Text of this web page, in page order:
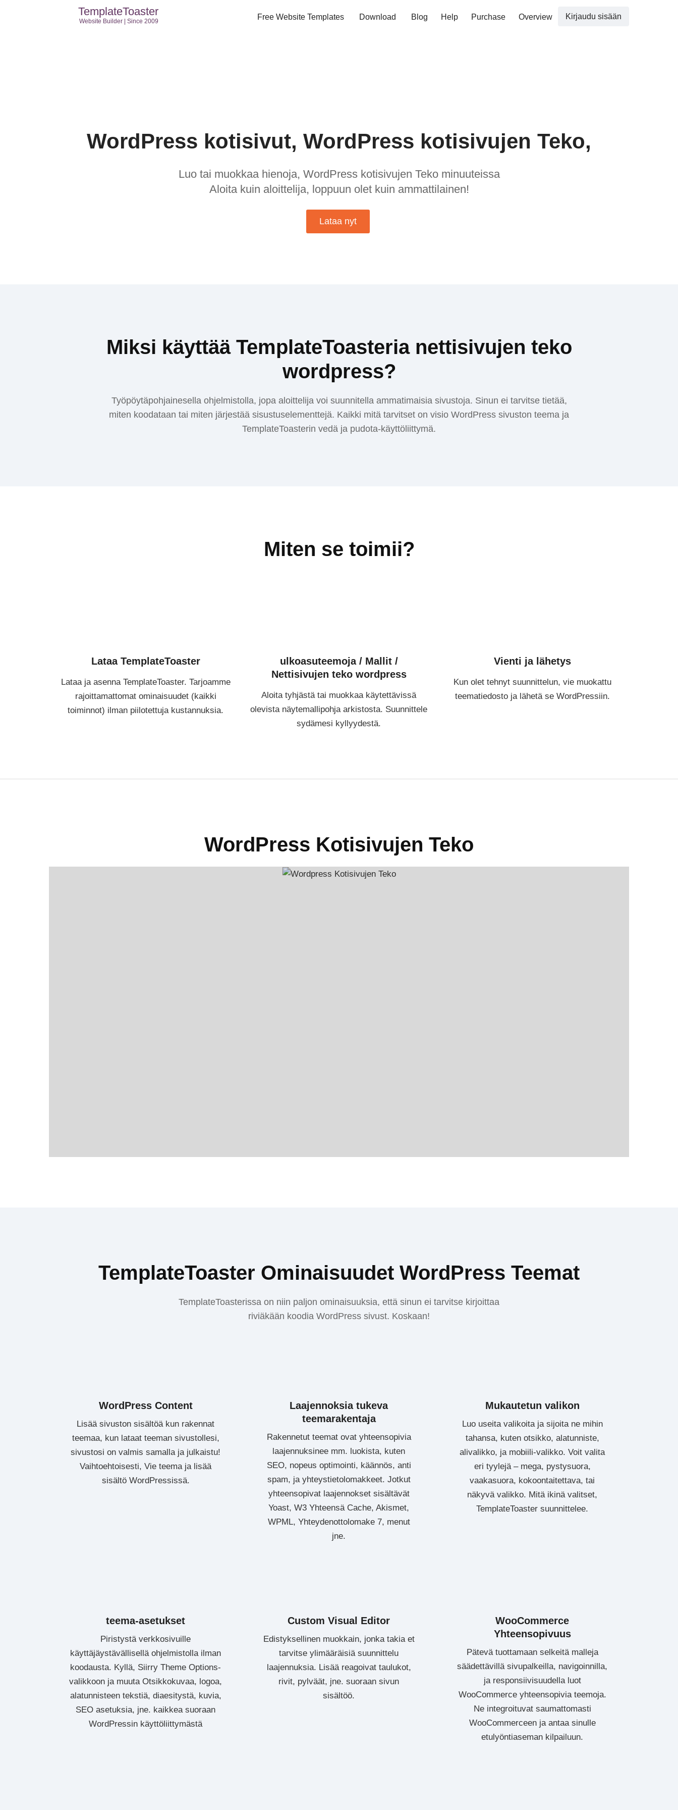
TemplateToaster
Website Builder | Since 2009 Free Website Templates Download Blog Help Purchase Overview Kirjaudu sisään
WordPress kotisivut, WordPress kotisivujen Teko,
Luo tai muokkaa hienoja, WordPress kotisivujen Teko minuuteissa
Aloita kuin aloittelija, loppuun olet kuin ammattilainen!
Lataa nyt
Miksi käyttää TemplateToasteria nettisivujen teko
wordpress?
Työpöytäpohjainesella ohjelmistolla, jopa aloittelija voi suunnitella ammatimaisia sivustoja. Sinun ei tarvitse tietää,
miten koodataan tai miten järjestää sisustuselementtejä. Kaikki mitä tarvitset on visio WordPress sivuston teema ja
TemplateToasterin vedä ja pudota-käyttöliittymä.
Miten se toimii?
Lataa TemplateToaster
Lataa ja asenna TemplateToaster. Tarjoamme
rajoittamattomat ominaisuudet (kaikki
toiminnot) ilman piilotettuja kustannuksia.
ulkoasuteemoja / Mallit /
Nettisivujen teko wordpress
Aloita tyhjästä tai muokkaa käytettävissä
olevista näytemallipohja arkistosta. Suunnittele
sydämesi kyllyydestä.
Vienti ja lähetys
Kun olet tehnyt suunnittelun, vie muokattu
teematiedosto ja lähetä se WordPressiin.
WordPress Kotisivujen Teko
TemplateToaster Ominaisuudet WordPress Teemat
TemplateToasterissa on niin paljon ominaisuuksia, että sinun ei tarvitse kirjoittaa
riviäkään koodia WordPress sivust. Koskaan!
WordPress Content
Lisää sivuston sisältöä kun rakennat
teemaa, kun lataat teeman sivustollesi,
sivustosi on valmis samalla ja julkaistu!
Vaihtoehtoisesti, Vie teema ja lisää
sisältö WordPressissä.
Laajennoksia tukeva
teemarakentaja
Rakennetut teemat ovat yhteensopivia
laajennuksinee mm. luokista, kuten
SEO, nopeus optimointi, käännös, anti
spam, ja yhteystietolomakkeet. Jotkut
yhteensopivat laajennokset sisältävät
Yoast, W3 Yhteensä Cache, Akismet,
WPML, Yhteydenottolomake 7, menut
jne.
Mukautetun valikon
Luo useita valikoita ja sijoita ne mihin
tahansa, kuten otsikko, alatunniste,
alivalikko, ja mobiili-valikko. Voit valita
eri tyylejä – mega, pystysuora,
vaakasuora, kokoontaitettava, tai
näkyvä valikko. Mitä ikinä valitset,
TemplateToaster suunnittelee.
teema-asetukset
Piristystä verkkosivuille
käyttäjäystävällisellä ohjelmistolla ilman
koodausta. Kyllä, Siirry Theme Options-
valikkoon ja muuta Otsikkokuvaa, logoa,
alatunnisteen tekstiä, diaesitystä, kuvia,
SEO asetuksia, jne. kaikkea suoraan
WordPressin käyttöliittymästä
Custom Visual Editor
Edistyksellinen muokkain, jonka takia et
tarvitse ylimääräisiä suunnittelu
laajennuksia. Lisää reagoivat taulukot,
rivit, pylväät, jne. suoraan sivun
sisältöö.
WooCommerce
Yhteensopivuus
Pätevä tuottamaan selkeitä malleja
säädettävillä sivupalkeilla, navigoinnilla,
ja responsiivisuudella luot
WooCommerce yhteensopivia teemoja.
Ne integroituvat saumattomasti
WooCommerceen ja antaa sinulle
etulyöntiaseman kilpailuun.